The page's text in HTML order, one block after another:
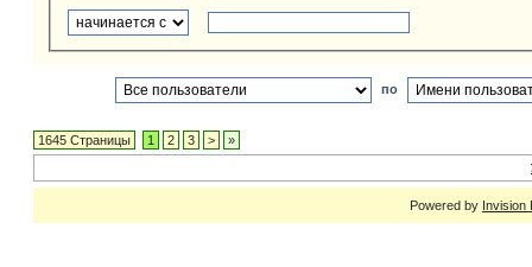
по
1645 Страницы 1 2 3 > »
Powered by Invision